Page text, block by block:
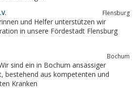
Flensburg
und Helfer unterstützen wir
in unsere Fördestadt Flensburg
Bochum
sind ein in Bochum ansässiger
Kranken